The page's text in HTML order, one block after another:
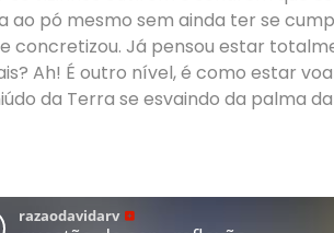
ao pó mesmo sem ainda ter se
concretizou. Já pensou estar
Ah! É outro nível, é como estar
da Terra se esvaindo da palma